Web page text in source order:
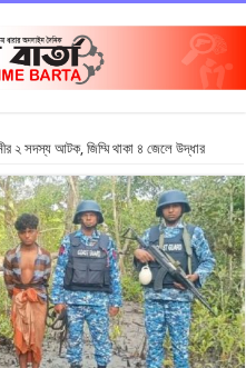
২ সদস্য আটক, জিম্মি থাকা ৪ জেলে উদ্ধার